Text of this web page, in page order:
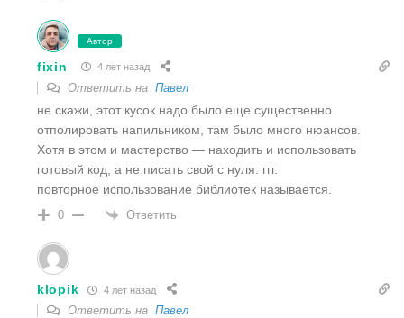
Автор
fixin 4 лет назад
Ответить на Павел
не скажи, этот кусок надо было еще существенно
отполировать напильником, там было много нюансов.
Хотя в этом и мастерство — находить и использовать
готовый код, а не писать свой с нуля. ггг.
повторное использование библиотек называется.
0 Ответить
klopik 4 лет назад
Ответить на Павел